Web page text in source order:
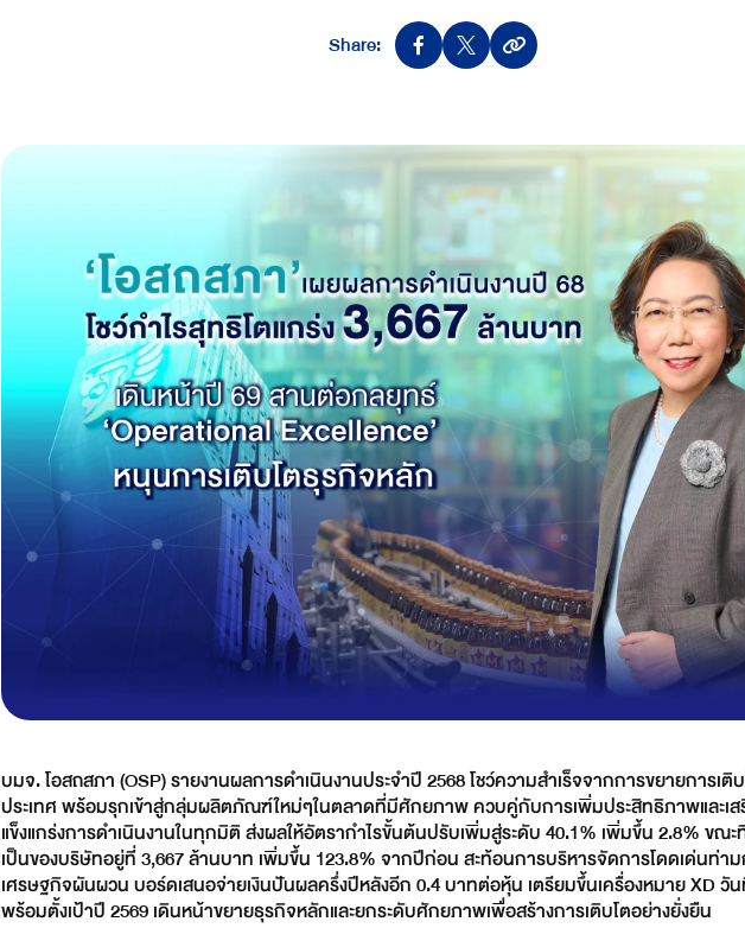
Share:
บมจ. โอสถสภา (OSP) รายงานผลการดำเนินงานประจำปี 2568 โชว์ความสำเร็จจากการขยายการเติ
ประเทศ พร้อมรุกเข้าสู่กลุ่มผลิตภัณฑ์ใหม่ๆในตลาดที่มีศักยภาพ ควบคู่กับการเพิ่มประสิทธิภาพและเ
แข็งแกร่งการดำเนินงานในทุกมิติ ส่งผลให้อัตรากำไรขั้นต้นปรับเพิ่มสู่ระดับ 40.1% เพิ่มขึ้น 2.8% ขณ
เป็นของบริษัทอยู่ที่ 3,667 ล้านบาท เพิ่มขึ้น 123.8% จากปีก่อน สะท้อนการบริหารจัดการโดดเด่นท่าม
เศรษฐกิจผันผวน บอร์ดเสนอจ่ายเงินปันผลครึ่งปีหลังอีก 0.4 บาทต่อหุ้น เตรียมขึ้นเครื่องหมาย XD วั
พร้อมตั้งเป้าปี 2569 เดินหน้าขยายธุรกิจหลักและยกระดับศักยภาพเพื่อสร้างการเติบโตอย่างยั่งยืน